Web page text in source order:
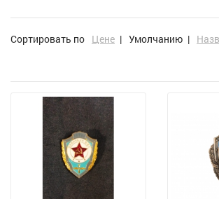
Сортировать по Цене | Умолчанию |